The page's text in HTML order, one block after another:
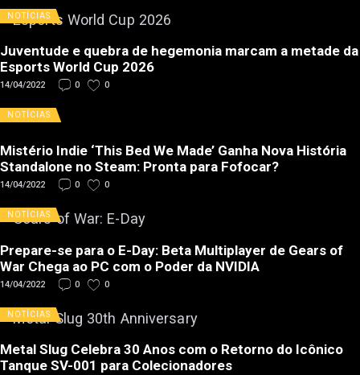
NOTÍCIAS
Juventude e quebra de hegemonia marcam a metade da
Esports World Cup 2026
14/04/2022 0 0
NOTÍCIAS
Mistério Indie ‘This Bed We Made’ Ganha Nova História
Standalone no Steam: Pronta para Fofocar?
14/04/2022 0 0
NOTÍCIAS
Prepare-se para o E-Day: Beta Multiplayer de Gears of
War Chega ao PC com o Poder da NVIDIA
14/04/2022 0 0
NOTÍCIAS
Metal Slug Celebra 30 Anos com o Retorno do Icônico
Tanque SV-001 para Colecionadores